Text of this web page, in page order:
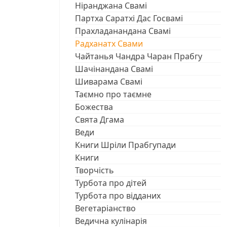
Ніранджана Свамі
Партха Саратхі Дас Госвамі
Прахладанандана Свамі
Радханатх Свами
Чайтанья Чандра Чаран Прабгу
Шачінандана Свамі
Шиварама Свамі
Таємно про таємне
Божества
Свята Дгама
Веди
Книги Шріли Прабгупади
Книги
Творчість
Турбота про дітей
Турбота про відданих
Вегетаріанство
Ведична кулінарія